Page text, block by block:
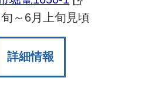
～6月上旬見頃
詳細情報